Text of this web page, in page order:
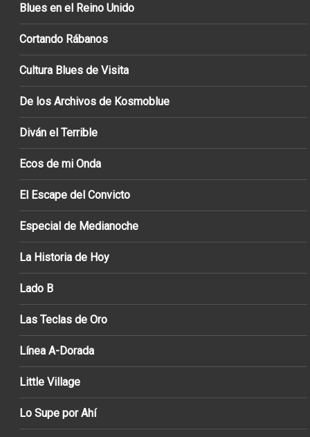
Blues en el Reino Unido
Cortando Rábanos
Cultura Blues de Visita
De los Archivos de Kosmoblue
Diván el Terrible
Ecos de mi Onda
El Escape del Convicto
Especial de Medianoche
La Historia de Hoy
Lado B
Las Teclas de Oro
Línea A-Dorada
Little Village
Lo Supe por Ahí